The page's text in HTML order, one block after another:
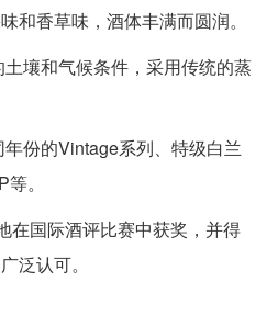
和香草味，酒体丰满而圆润。
壤和气候条件，采用传统的蒸
份的Vintage系列、特级白兰
。
在国际酒评比赛中获奖，并得
泛认可。